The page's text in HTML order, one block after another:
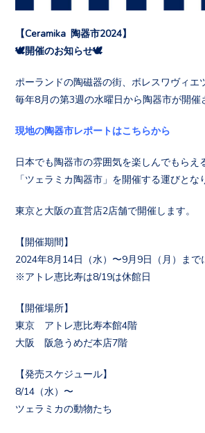
【Ceramika 陶器市2024】
🕊️開催のお知らせ🕊️
ポーランドの陶磁器の街、ボレスワヴィエ
毎年8月の第3週の水曜日から陶器市が開催
現地の陶器市レポートはこちらから
日本でも陶器市の雰囲気を楽しんでもらえ
「ツェラミカ陶器市」を開催する運びとな
東京と大阪の直営店2店舗で開催します。
【開催期間】
2024年8月14日（水）〜9月9日（月）まで
※アトレ恵比寿は8/19は休館日
【開催場所】
東京 アトレ恵比寿本館4階
大阪 阪急うめだ本店7階
【発売スケジュール】
8/14（水）〜
ツェラミカの動物たち